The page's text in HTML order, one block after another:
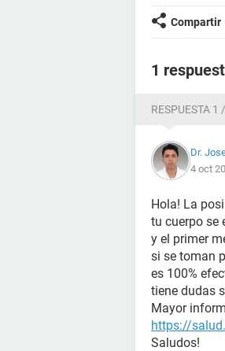
Compartir
1
RESPUESTA 1
Dr.
4 oct
Hola! La
tu cuerpo se
y el primer
si se toman
es 100%
tiene dudas
Mayor
https://
Saludos!